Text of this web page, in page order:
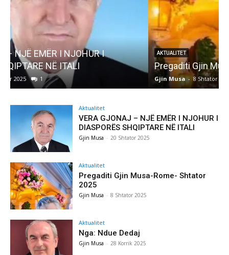
AKTUALITET
Pregaditi Gjin Musa-Rome- Shtator 2025
Gjin Musa - 8 Shtator 2025
Aktualitet
VERA GJONAJ – NJË EMËR I NJOHUR I
DIASPORËS SHQIPTARE NË ITALI
Gjin Musa - 20 Shtator 2025
Aktualitet
Pregaditi Gjin Musa-Rome- Shtator
2025
Gjin Musa - 8 Shtator 2025
Aktualitet
Nga: Ndue Dedaj
Gjin Musa - 28 Korrik 2025